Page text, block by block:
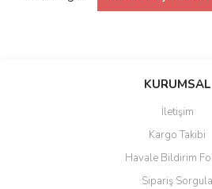
KURUMSAL
İletişim
Kargo Takibi
Havale Bildirim
Sipariş Sorgula